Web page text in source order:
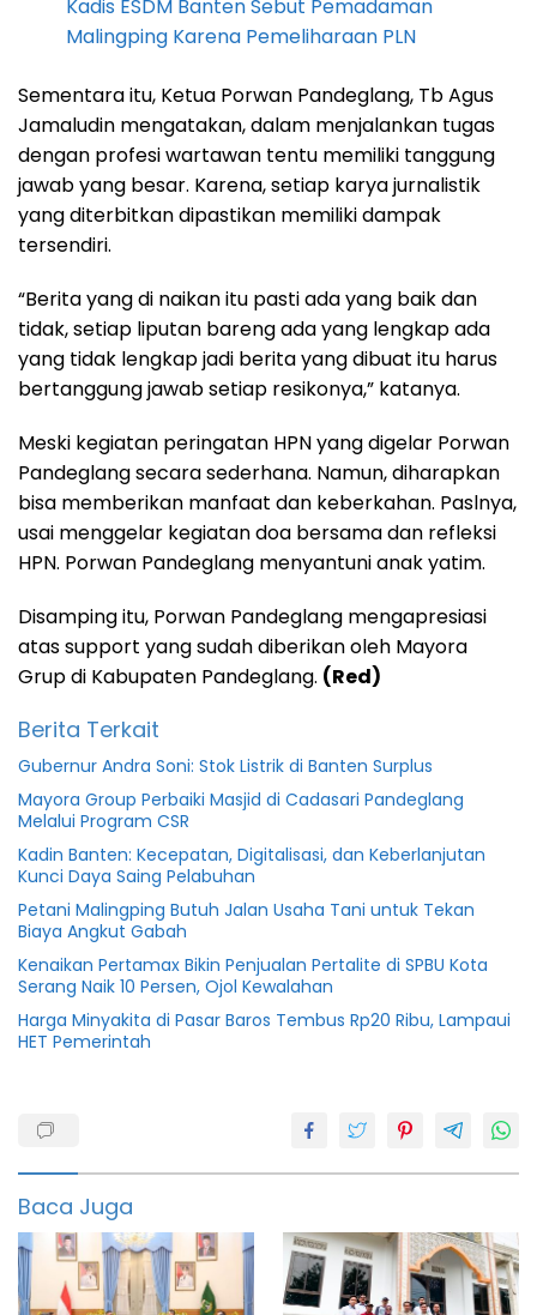
Kadis ESDM Banten Sebut Pemadaman
Malingping Karena Pemeliharaan PLN
Sementara itu, Ketua Porwan Pandeglang, Tb Agus
Jamaludin mengatakan, dalam menjalankan tugas
dengan profesi wartawan tentu memiliki tanggung
jawab yang besar. Karena, setiap karya jurnalistik
yang diterbitkan dipastikan memiliki dampak
tersendiri.
“Berita yang di naikan itu pasti ada yang baik dan
tidak, setiap liputan bareng ada yang lengkap ada
yang tidak lengkap jadi berita yang dibuat itu harus
bertanggung jawab setiap resikonya,” katanya.
Meski kegiatan peringatan HPN yang digelar Porwan
Pandeglang secara sederhana. Namun, diharapkan
bisa memberikan manfaat dan keberkahan. Paslnya,
usai menggelar kegiatan doa bersama dan refleksi
HPN. Porwan Pandeglang menyantuni anak yatim.
Disamping itu, Porwan Pandeglang mengapresiasi
atas support yang sudah diberikan oleh Mayora
Grup di Kabupaten Pandeglang. (Red)
Berita Terkait
Gubernur Andra Soni: Stok Listrik di Banten Surplus
Mayora Group Perbaiki Masjid di Cadasari Pandeglang
Melalui Program CSR
Kadin Banten: Kecepatan, Digitalisasi, dan Keberlanjutan
Kunci Daya Saing Pelabuhan
Petani Malingping Butuh Jalan Usaha Tani untuk Tekan
Biaya Angkut Gabah
Kenaikan Pertamax Bikin Penjualan Pertalite di SPBU Kota
Serang Naik 10 Persen, Ojol Kewalahan
Harga Minyakita di Pasar Baros Tembus Rp20 Ribu, Lampaui
HET Pemerintah
HPN
Hpn
Info
HPN
Baca Juga